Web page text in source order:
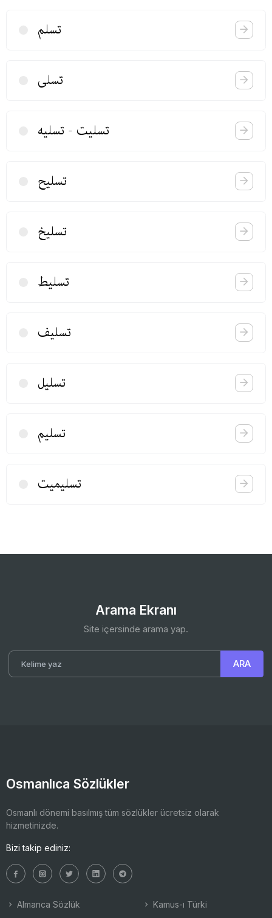
تسلم
تسلی
تسلیت - تسلیه
تسلیح
تسلیخ
تسلیط
تسلیف
تسلیل
تسلیم
تسلیمیت
Arama Ekranı
Site içersinde arama yap.
Osmanlıca Sözlükler
Osmanlı dönemi basılmış tüm sözlükler ücretsiz olarak
hizmetinizde.
Bizi takip ediniz:
Almanca Sözlük Kamus-ı Türki